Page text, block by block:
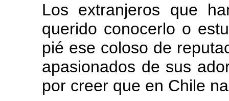
Los extranjeros que
querido conocerlo o
pié ese coloso de
apasionados de sus
por creer que en Chile